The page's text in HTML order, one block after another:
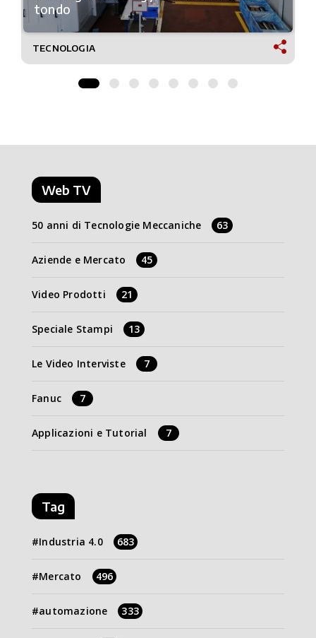
tondo
TECNOLOGIA
Web TV
50 anni di Tecnologie Meccaniche 63
Aziende e Mercato 45
Video Prodotti 21
Speciale Stampi 13
Le Video Interviste 7
Fanuc 7
Applicazioni e Tutorial 7
Tag
Industria 4.0 683
Mercato 496
automazione 333